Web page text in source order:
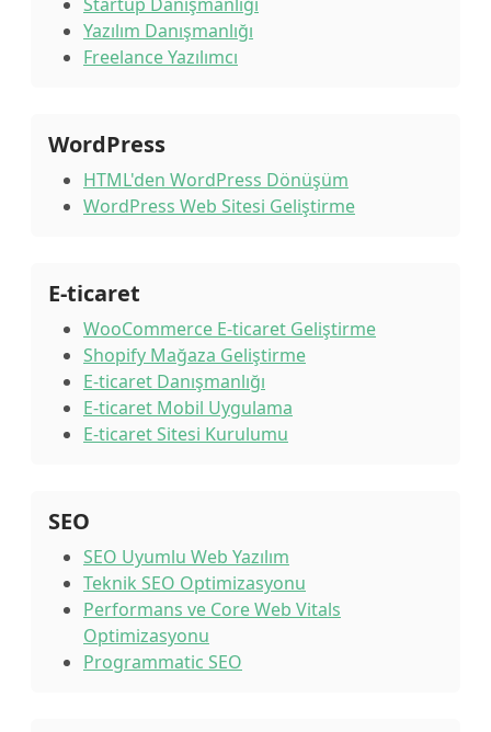
Yazılım Danışmanlığı
Freelance Yazılımcı
WordPress
HTML'den WordPress Dönüşüm
WordPress Web Sitesi Geliştirme
E-ticaret
WooCommerce E-ticaret Geliştirme
Shopify Mağaza Geliştirme
E-ticaret Danışmanlığı
E-ticaret Mobil Uygulama
E-ticaret Sitesi Kurulumu
SEO
SEO Uyumlu Web Yazılım
Teknik SEO Optimizasyonu
Performans ve Core Web Vitals
Optimizasyonu
Programmatic SEO